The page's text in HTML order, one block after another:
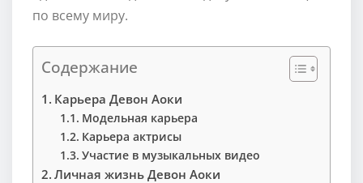
по всему миру.
Содержание
Карьера Девон Аоки
Модельная карьера
Карьера актрисы
Участие в музыкальных видео
Личная жизнь Девон Аоки